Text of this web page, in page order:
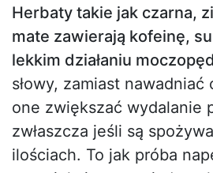
Herbaty takie jak czarna,
mate zawierają kofeinę,
lekkim działaniu
słowy, zamiast nawadniać
one zwiększać wydalanie
zwłaszcza jeśli są
ilościach. To jak próba